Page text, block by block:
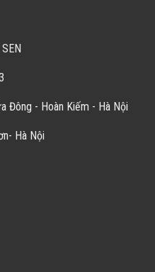
Đông - Hoàn Kiếm - Hà Nội
Hà Nội